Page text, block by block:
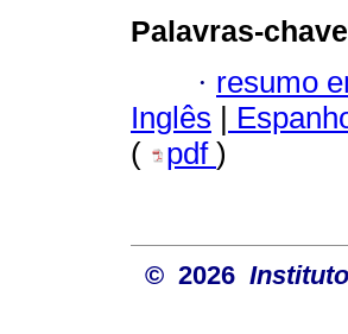
Palavras-
· resumo
Inglês |
(
pdf )
© 2026